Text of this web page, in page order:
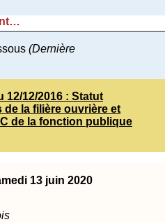
(Dernière
12/12/2016 : Statut
la filière ouvrière et
de la fonction publique
13 juin 2020